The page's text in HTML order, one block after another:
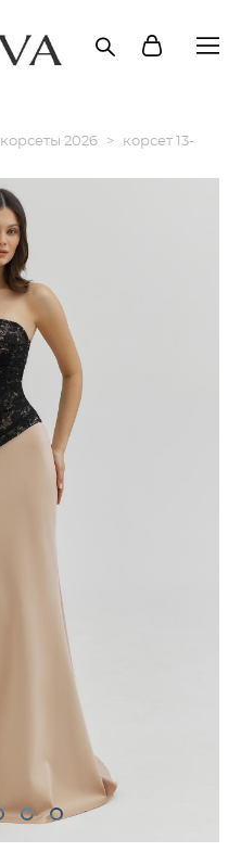
корсеты 2026 >
корсет 13-